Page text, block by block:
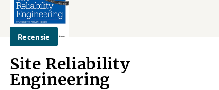
Recensie
Site Reliability
Engineering